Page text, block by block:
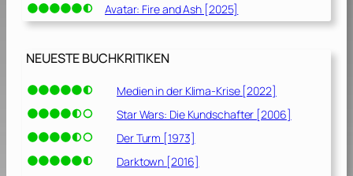
Avatar: Fire and Ash [2025]
NEUESTE BUCHKRITIKEN
Medien in der Klima-Krise [2022]
Star Wars: Die Kundschafter [2006]
Der Turm [1973]
Darktown [2016]